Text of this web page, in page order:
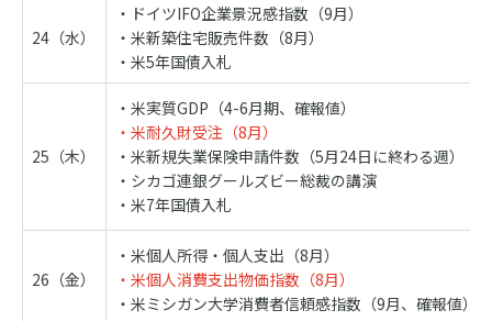
24（水）
・ドイツIFO企業景況感指数（9月）
・米新築住宅販売件数（8月）
・米5年国債入札
25（木）
・米実質GDP（4-6月期、確報値）
・米耐久財受注（8月）
・米新規失業保険申請件数（5月24日に終わる週）
・シカゴ連銀グールズビー総裁の講演
・米7年国債入札
26（金）
・米個人所得・個人支出（8月）
・米個人消費支出物価指数（8月）
・米ミシガン大学消費者信頼感指数（9月、確報値）